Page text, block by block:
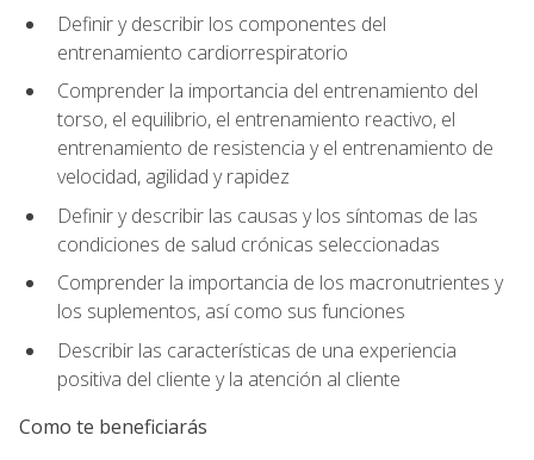
Definir y describir los componentes del
entrenamiento cardiorrespiratorio
Comprender la importancia del entrenamiento del
torso, el equilibrio, el entrenamiento reactivo, el
entrenamiento de resistencia y el entrenamiento de
velocidad, agilidad y rapidez
Definir y describir las causas y los síntomas de las
condiciones de salud crónicas seleccionadas
Comprender la importancia de los macronutrientes y
los suplementos, así como sus funciones
Describir las características de una experiencia
positiva del cliente y la atención al cliente
Como te beneficiarás